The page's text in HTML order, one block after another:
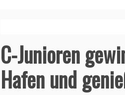
C-Junioren
Hafen und